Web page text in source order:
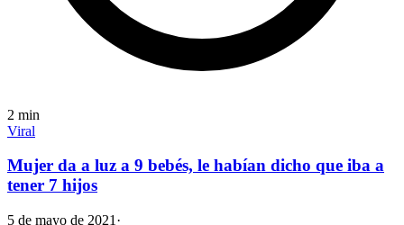
2 min
Viral
Mujer da a luz a 9 bebés, le habían dicho que iba a
tener 7 hijos
5 de mayo de 2021 ·